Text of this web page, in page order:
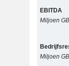
EBITDA
Miljoen
Miljoen